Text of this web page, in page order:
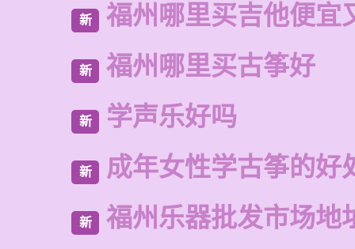
新 福州哪里买吉他便宜
新 福州哪里买古筝好
新 学声乐好吗
新 成年女性学古筝的好
新 福州乐器批发市场地